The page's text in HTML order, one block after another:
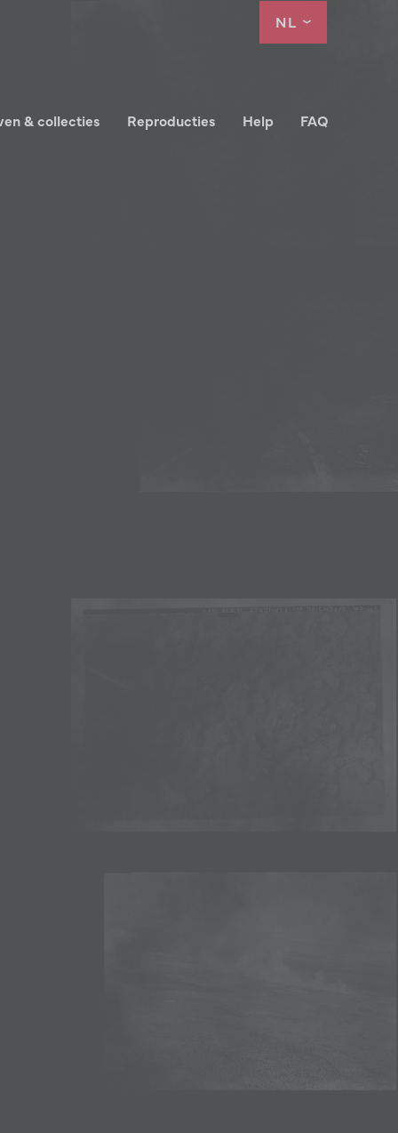
NL
& collecties Reproducties Help FAQ